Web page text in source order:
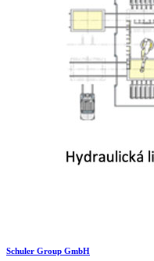
Schuler Group GmbH